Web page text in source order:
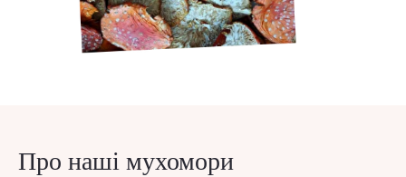
Про наші мухомори